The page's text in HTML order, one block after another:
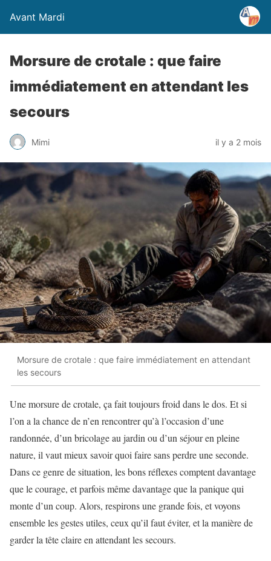
Avant Mardi
Morsure de crotale : que faire
immédiatement en attendant les
secours
Mimi il y a 2 mois
Morsure de crotale : que faire immédiatement en attendant
les secours
Une morsure de crotale, ça fait toujours froid dans le dos. Et si
l’on a la chance de n’en rencontrer qu’à l’occasion d’une
randonnée, d’un bricolage au jardin ou d’un séjour en pleine
nature, il vaut mieux savoir quoi faire sans perdre une seconde.
Dans ce genre de situation, les bons réflexes comptent davantage
que le courage, et parfois même davantage que la panique qui
monte d’un coup. Alors, respirons une grande fois, et voyons
ensemble les gestes utiles, ceux qu’il faut éviter, et la manière de
garder la tête claire en attendant les secours.